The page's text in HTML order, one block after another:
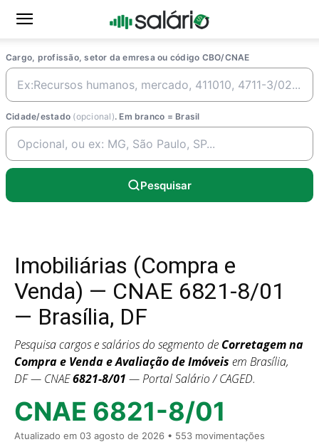
Cargo, profissão, setor da emresa ou código CBO/CNAE
Cidade/estado (opcional). Em branco = Brasil
Pesquisar
Imobiliárias (Compra e
Venda) — CNAE 6821-8/01
— Brasília, DF
Pesquisa cargos e salários do segmento de Corretagem na
Compra e Venda e Avaliação de Imóveis em Brasília,
DF — CNAE6821-8/01 — Portal Salário / CAGED.
CNAE 6821-8/01
Atualizado em 03 agosto de 2026 • 553 movimentações